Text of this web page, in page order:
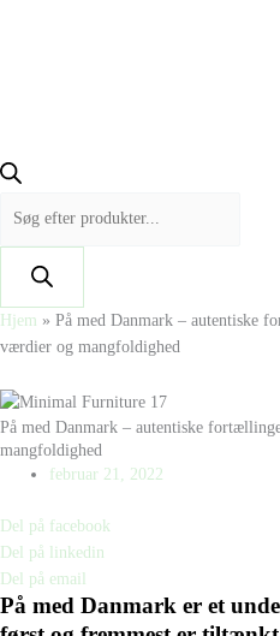
Hjem » På med Danmark – autentiske
værdier og mangfoldighed
På med Danmark – autentiske
mangfoldighed
februar 21, 2022
Del på facebook
Del på linkedin
Del på email
På med Danmark er et